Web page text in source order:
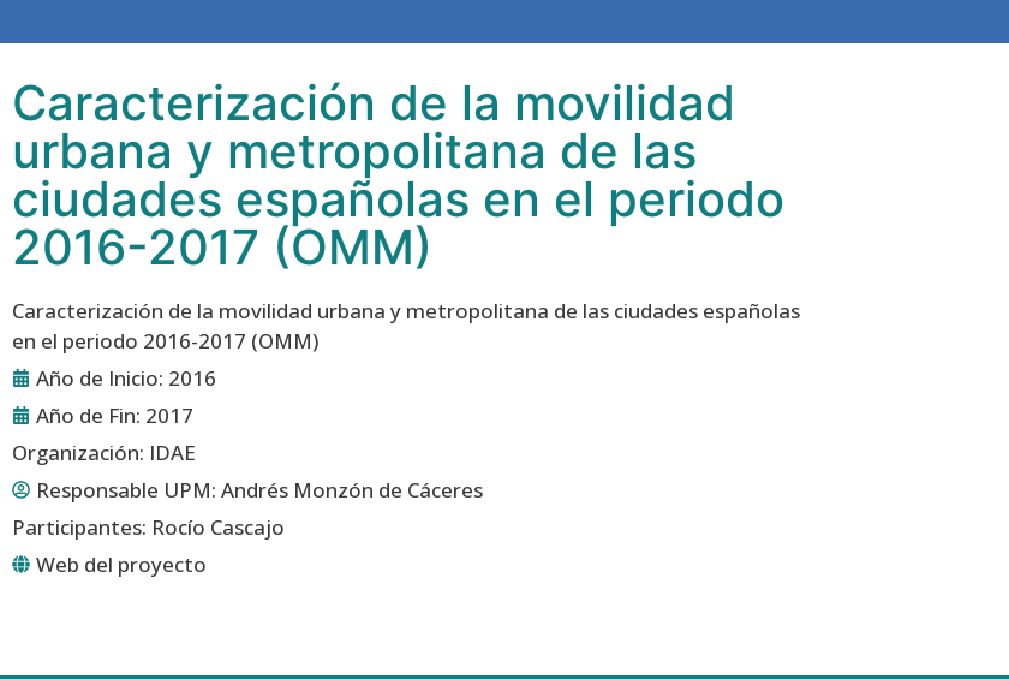
Caracterización de la movilidad
urbana y metropolitana de las
ciudades españolas en el periodo
2016-2017 (OMM)
Caracterización de la movilidad urbana y metropolitana de las ciudades españolas
en el periodo 2016-2017 (OMM)
Año de Inicio: 2016
Año de Fin: 2017
Organización: IDAE
Responsable UPM: Andrés Monzón de Cáceres
Participantes: Rocío Cascajo
Web del proyecto